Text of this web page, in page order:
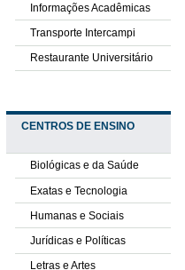
Informações Acadêmicas
Transporte Intercampi
Restaurante Universitário
CENTROS DE ENSINO
Biológicas e da Saúde
Exatas e Tecnologia
Humanas e Sociais
Jurídicas e Políticas
Letras e Artes